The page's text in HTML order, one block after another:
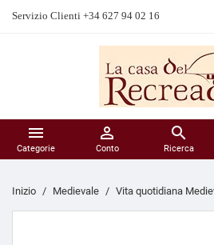
Servizio Clienti +34 627 94 02 16

Categorie

Conto

Ricerca
Inizio Medievale Vita quotidiana